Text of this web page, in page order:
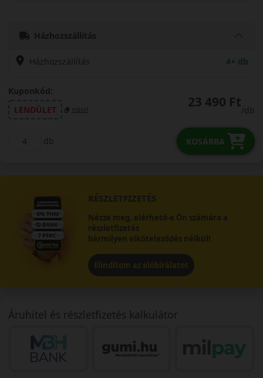
Házhozszállítás
Házhozszállítás 4+ db
Kuponkód:
LENDÜLET
másol 23 490 Ft
/db
db KOSÁRBA
RÉSZLETFIZETÉS
Nézze meg, elérhető-e Ön számára a
részletfizetés
bármilyen elköteleződés nélkül!
Elindítom az előbírálatot
Áruhitel és részletfizetés kalkulátor